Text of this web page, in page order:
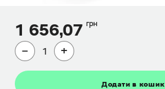
1 656,07 грн
− +
Додати в кошик